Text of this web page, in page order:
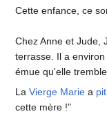
Cette enfance, ce
Chez Anne et Jude,
terrasse. Il a
émue qu'elle
La Vierge Marie a
cette mère !"